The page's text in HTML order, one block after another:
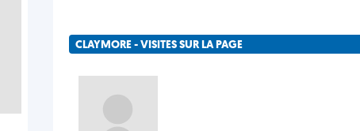
CLAYMORE - VISITES SUR LA PAGE